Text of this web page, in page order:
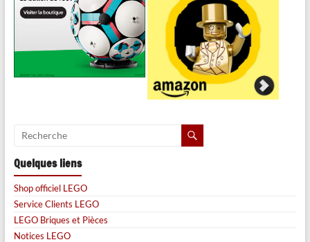
Quelques liens
Shop officiel LEGO
Service Clients LEGO
LEGO Briques et Pièces
Notices LEGO